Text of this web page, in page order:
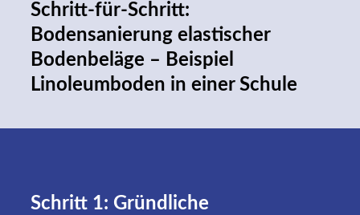
Schritt-für-Schritt:
Bodensanierung elastischer
Bodenbeläge – Beispiel
Linoleumboden in einer Schule
Schritt 1: Gründliche